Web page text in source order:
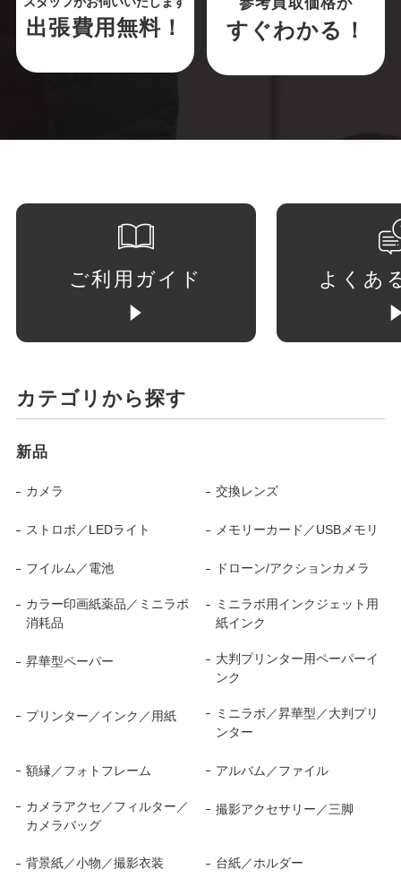
出張費用無料！ すぐわかる！
ご利用ガイド よくあ
カテゴリから探す
新品
カメラ 交換レンズ
ストロボ／LEDライト メモリーカード／USBメモリ
フイルム／電池 ドローン/アクションカメラ
カラー印画紙薬品／ミニラボ
消耗品
ミニラボ用インクジェット用
紙インク
昇華型ペーパー
大判プリンター用ペーパーイ
ンク
プリンター／インク／用紙
ミニラボ／昇華型／大判プリ
ンター
額縁／フォトフレーム アルバム／ファイル
カメラアクセ／フィルター／
カメラバッグ
撮影アクセサリー／三脚
背景紙／小物／撮影衣装 台紙／ホルダー